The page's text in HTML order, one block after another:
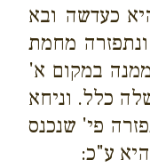
כעדשה ובא
מחמת
במקום א'
כלל. וניחא
פי' שנכנס
ע"כ: